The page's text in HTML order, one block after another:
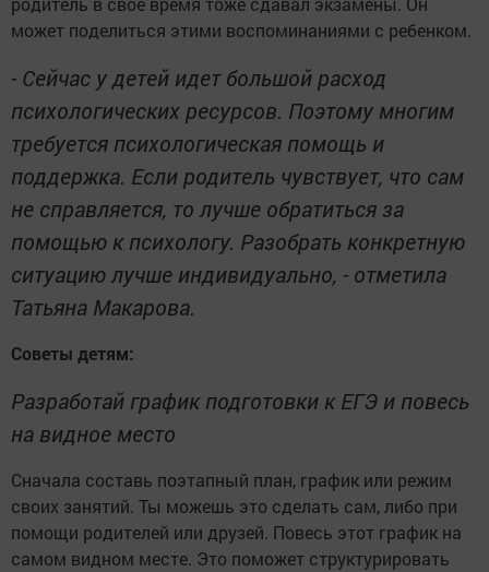
может поделиться этими воспоминаниями с ребенком.
- Сейчас у детей идет большой расход
психологических ресурсов. Поэтому многим
требуется психологическая помощь и
поддержка. Если родитель чувствует, что сам
не справляется, то лучше обратиться за
помощью к психологу. Разобрать конкретную
ситуацию лучше индивидуально, - отметила
Татьяна Макарова.
Советы детям:
Разработай график подготовки к ЕГЭ и повесь
на видное место
Сначала составь поэтапный план, график или режим
своих занятий. Ты можешь это сделать сам, либо при
помощи родителей или друзей. Повесь этот график на
самом видном месте. Это поможет структурировать